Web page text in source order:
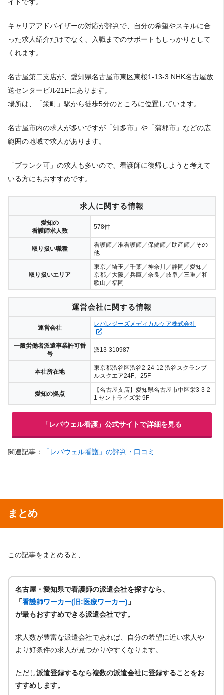
イトです。
キャリアアドバイザーの対応が評判で、自分の希望やスキルに合
った求人紹介だけでなく、入職までのサポートもしっかりとして
くれます。
名古屋第二支店が、愛知県名古屋市東区東桜1-13-3 NHK名古屋放
送センタービル21Fにあります。
場所は、「栄町」駅から徒歩5分のところに位置しています。
名古屋市内の求人が多いですが「知多市」や「蒲郡市」などの広
範囲の地域で求人があります。
「ブランク可」の求人も多いので、看護師に復帰しようと考えて
いる方にもおすすめです。
求人に関する情報
愛知の
看護師求人数
578件
取り扱い職種
看護師／准看護師／保健師／助産師／その
他
取り扱いエリア
東京／埼玉／千葉／神奈川／静岡／愛知／
京都／大阪／兵庫／奈良／岐阜／三重／和
歌山／福岡
運営会社に関する情報
運営会社
レバレジーズメディカルケア株式会社
一般労働者派遣事業許可番
号
派13-310987
本社所在地
東京都渋谷区渋谷2-24-12 渋谷スクランブ
ルスクエア24F、25F
愛知の拠点
【名古屋支店】愛知県名古屋市中区栄3-3-2
1 セントライズ栄 9F
「レバウェル看護」公式サイトで詳細を見る
関連記事： 「レバウェル看護」の評判・口コミ
まとめ
この記事をまとめると、
名古屋・愛知県で看護師の派遣会社を探すなら、
「看護師ワーカー(旧:医療ワーカー) 」
が最もおすすめできる派遣会社です。
求人数が豊富な派遣会社であれば、自分の希望に近い求人や
より好条件の求人が見つかりやすくなります。
ただし派遣登録するなら複数の派遣会社に登録することをお
すすめします。